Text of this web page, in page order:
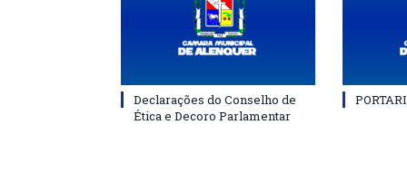
Declarações do Conselho de
Ética e Decoro Parlamentar